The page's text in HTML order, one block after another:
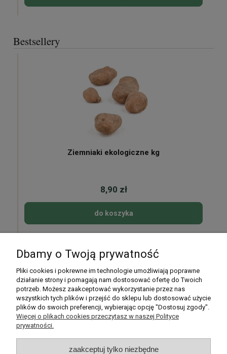
Bestsellery
Ziemniaki ekologiczne kg
8,90 zł
do koszyka
Moje konto
Płatności i dostawa
Informacje
Dbamy o Twoją prywatność
Pliki cookies i pokrewne im technologie umożliwiają poprawne
działanie strony i pomagają nam dostosować ofertę do Twoich
potrzeb. Możesz zaakceptować wykorzystanie przez nas
wszystkich tych plików i przejść do sklepu lub dostosować użycie
plików do swoich preferencji, wybierając opcję "Dostosuj zgody".
Więcej o plikach cookies przeczytasz w naszej Polityce
prywatności.
zaakceptuj tylko niezbędne